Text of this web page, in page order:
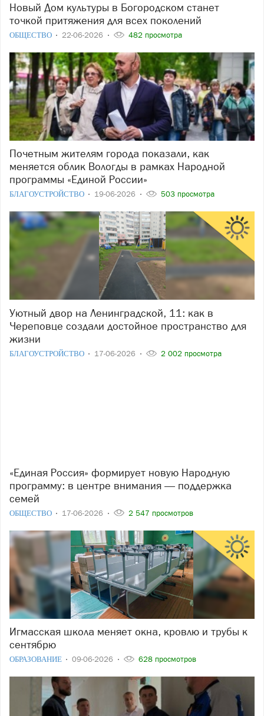
Новый Дом культуры в Богородском станет
точкой притяжения для всех поколений
ОБЩЕСТВО 22-06-2026 482 просмотра
Почетным жителям города показали, как
меняется облик Вологды в рамках Народной
программы «Единой России»
БЛАГОУСТРОЙСТВО 19-06-2026 503 просмотра
Уютный двор на Ленинградской, 11: как в
Череповце создали достойное пространство для
жизни
БЛАГОУСТРОЙСТВО 17-06-2026 2 002 просмотра
«Единая Россия» формирует новую Народную
программу: в центре внимания — поддержка
семей
ОБЩЕСТВО 17-06-2026 2 547 просмотров
Игмасская школа меняет окна, кровлю и трубы к
сентябрю
ОБРАЗОВАНИЕ 09-06-2026 628 просмотров